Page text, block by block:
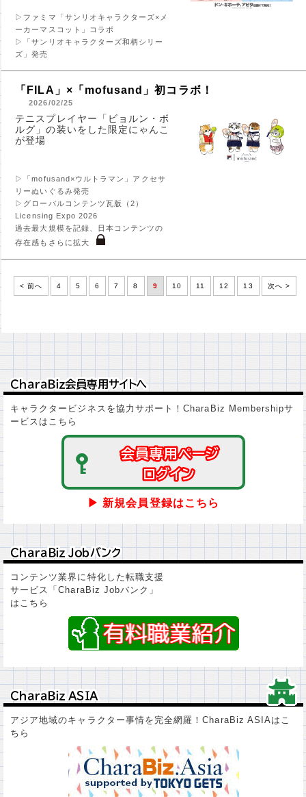
▷ファミマ「サンリオキャラクターズ×メ
ーカーマスコット」コラボ
▷「サンリオキャラクターズ和柄シリー
ズ」発売
「FILA」×「mofusand」初コラボ！
2026/02/25
テニスプレイヤー「ビョルン・ボ
ルグ」の装いをした限定にゃんこ
が登場
▷「mofusand×ウルトラマン」アクセサ
リーぬいぐるみ発売
▷グローバルコンテンツ瓦版（2）
Licensing Expo 2026
過去最大規模を記録、日本コンテンツの
存在感もさらに拡大
< 前へ 4 5 6 7 8 9 10 11 12 13 次へ >
ＣｈａｒａＢｉｚ会員専用サイトへ
ＣｈａｒａＢｉｚ会員専用サイトへ
キャラクタービジネスを協力サポート！CharaBiz Membershipサ
ービスはこちら
会員専用ページ
会員専用ページ
ログイン
ログイン
▶ 新規会員登録はこちら
ＣｈａｒａＢｉｚ Ｊｏｂバンク
ＣｈａｒａＢｉｚ Ｊｏｂバンク
コンテンツ業界に特化した転職支援
サービス「CharaBiz Jobバンク」
はこちら
ＣｈａｒａＢｉｚ ＡＳＩＡ
ＣｈａｒａＢｉｚ ＡＳＩＡ
アジア地域のキャラクター事情を完全網羅！CharaBiz ASIAはこ
ちら